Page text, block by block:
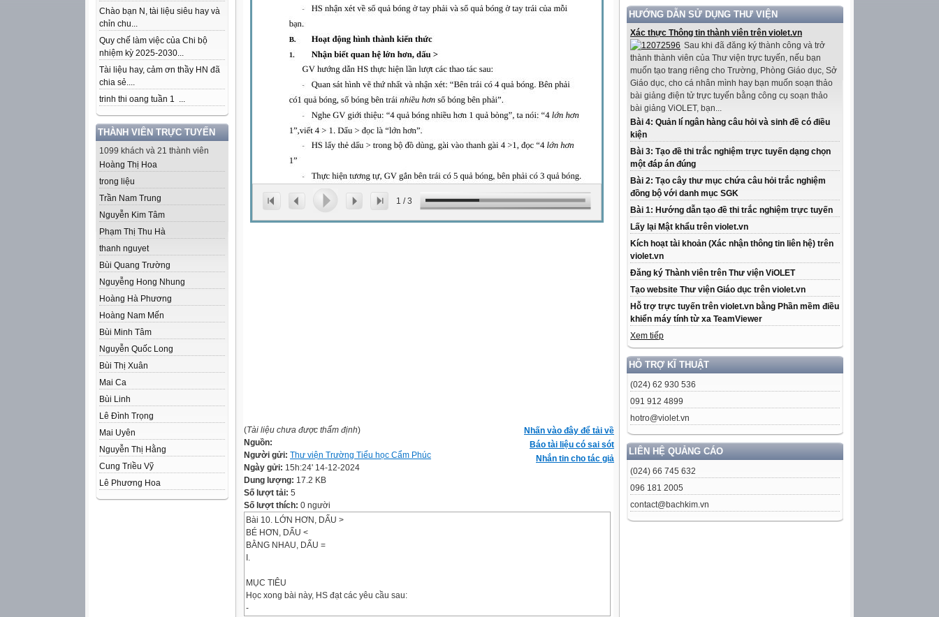
Chào bạn N, tài liệu siêu hay và
chỉn chu...
Quy chế làm việc của Chi bộ
nhiệm kỳ 2025-2030...
Tài liệu hay, cảm ơn thầy HN đã
chia sẻ....
trinh thi oang tuần 1 ...
THÀNH VIÊN TRỰC TUYẾN
1099 khách và 21 thành viên
Hoàng Thị Hoa
trong liệu
Trần Nam Trung
Nguyễn Kim Tâm
Phạm Thị Thu Hà
thanh nguyet
Bùi Quang Trường
Nguyễng Hong Nhung
Hoàng Hà Phương
Hoàng Nam Mến
Bùi Minh Tâm
Nguyễn Quốc Long
Bùi Thị Xuân
Mai Ca
Bùi Linh
Lê Đình Trọng
Mai Uyên
Nguyễn Thị Hằng
Cung Triều Vỹ
Lê Phương Hoa
HƯỚNG DẪN SỬ DỤNG THƯ VIỆN
Xác thực Thông tin thành viên trên violet.vn
Sau khi đã đăng ký thành công và trở
thành thành viên của Thư viện trực tuyến, nếu bạn
muốn tạo trang riêng cho Trường, Phòng Giáo dục, Sở
Giáo dục, cho cá nhân mình hay bạn muốn soạn thảo
bài giảng điện tử trực tuyến bằng công cụ soạn thảo
bài giảng ViOLET, bạn...
Bài 4: Quản lí ngân hàng câu hỏi và sinh đề có điều
kiện
Bài 3: Tạo đề thi trắc nghiệm trực tuyến dạng chọn
một đáp án đúng
Bài 2: Tạo cây thư mục chứa câu hỏi trắc nghiệm
đồng bộ với danh mục SGK
Bài 1: Hướng dẫn tạo đề thi trắc nghiệm trực tuyến
Lấy lại Mật khẩu trên violet.vn
Kích hoạt tài khoản (Xác nhận thông tin liên hệ) trên
violet.vn
Đăng ký Thành viên trên Thư viện ViOLET
Tạo website Thư viện Giáo dục trên violet.vn
Hỗ trợ trực tuyến trên violet.vn bằng Phần mềm điều
khiển máy tính từ xa TeamViewer
Xem tiếp
HỖ TRỢ KĨ THUẬT
(024) 62 930 536
091 912 4899
hotro@violet.vn
LIÊN HỆ QUẢNG CÁO
(024) 66 745 632
096 181 2005
contact@bachkim.vn
1 /3
Nhấn vào đây để tải về
Báo tài liệu có sai sót
Nhắn tin cho tác giả
(Tài liệu chưa được thẩm định)
Nguồn:
Người gửi: Thư viện Trường Tiểu học Cẩm Phúc
Ngày gửi: 15h:24' 14-12-2024
Dung lượng: 17.2 KB
Số lượt tải: 5
Số lượt thích: 0 người
Bài 10. LỚN HƠN, DẤU >
BÉ HƠN, DẤU <
BẰNG NHAU, DẤU =
I.
MỤC TIÊU
Học xong bài này, HS đạt các yêu cầu sau:
-